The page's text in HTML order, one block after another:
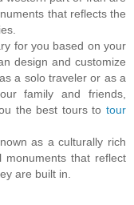
that reflects the
for you based on your
design and customize
a solo traveler or as a
family and friends,
the best tours to tour
as a culturally rich
monuments that reflect
are built in.